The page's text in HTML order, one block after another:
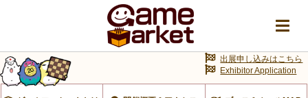
出展申し込みはこちら
Exhibitor Application